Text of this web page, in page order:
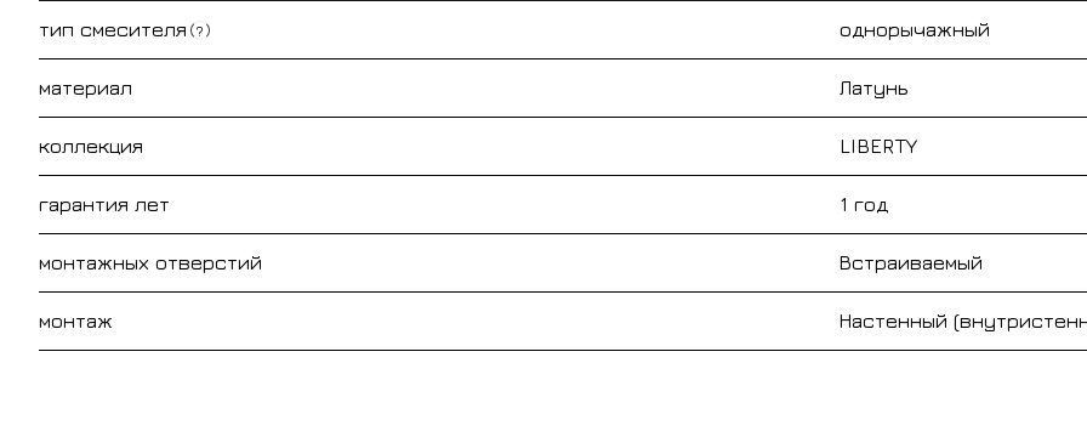
тип смесителя ? однорычажный
материал Латунь
коллекция LIBERTY
гарантия лет 1 год
монтажных отверстий Встраиваемый
монтаж Настенный